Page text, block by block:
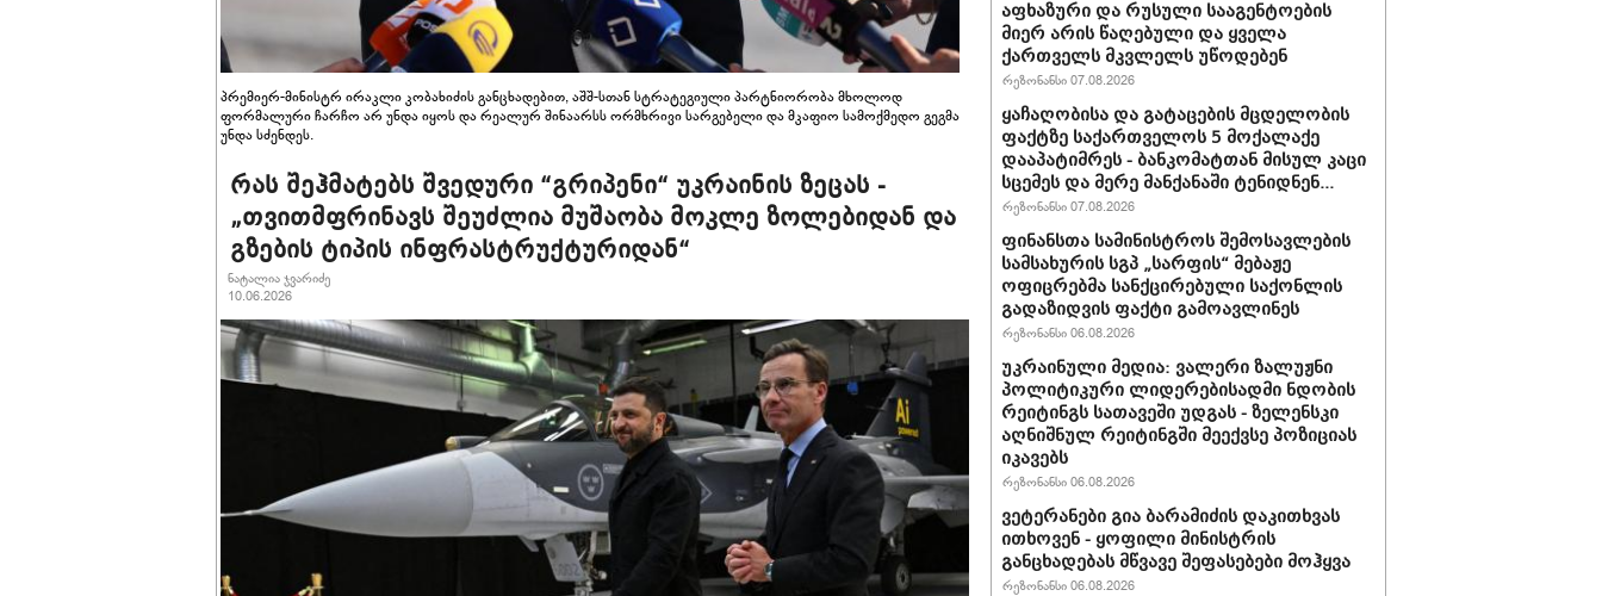
პრემიერ-მინისტრ ირაკლი კობახიძის განცხადებით, აშშ-სთან სტრატეგიული პარტნიორობა მხოლოდ
ფორმალური ჩარჩო არ უნდა იყოს და რეალურ შინაარსს ორმხრივი სარგებელი და მკაფიო სამოქმედო გეგმა
უნდა სძენდეს.
რას შეჰმატებს შვედური “გრიპენი“ უკრაინის ზეცას -
„თვითმფრინავს შეუძლია მუშაობა მოკლე ზოლებიდან და
გზების ტიპის ინფრასტრუქტურიდან“
ნატალია ჯვარიძე
10.06.2026
აფხაზური და რუსული სააგენტოების
მიერ არის წაღებული და ყველა
ქართველს მკვლელს უწოდებენ
რეზონანსი 07.08.2026
ყაჩაღობისა და გატაცების მცდელობის
ფაქტზე საქართველოს 5 მოქალაქე
დააპატიმრეს - ბანკომატთან მისულ კაცი
სცემეს და მერე მანქანაში ტენიდნენ...
რეზონანსი 07.08.2026
ფინანსთა სამინისტროს შემოსავლების
სამსახურის სგპ „სარფის“ მებაჟე
ოფიცრებმა სანქცირებული საქონლის
გადაზიდვის ფაქტი გამოავლინეს
რეზონანსი 06.08.2026
უკრაინული მედია: ვალერი ზალუჟნი
პოლიტიკური ლიდერებისადმი ნდობის
რეიტინგს სათავეში უდგას - ზელენსკი
აღნიშნულ რეიტინგში მეექვსე პოზიციას
იკავებს
რეზონანსი 06.08.2026
ვეტერანები გია ბარამიძის დაკითხვას
ითხოვენ - ყოფილი მინისტრის
განცხადებას მწვავე შეფასებები მოჰყვა
რეზონანსი 06.08.2026